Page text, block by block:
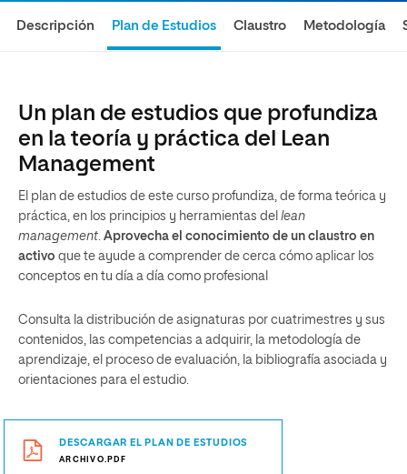
Descripción Plan de Estudios Claustro Metodología
Un plan de estudios que profundiza
en la teoría y práctica del Lean
Management
El plan de estudios de este curso profundiza, de forma teórica y
práctica, en los principios y herramientas del lean
management. Aprovecha el conocimiento de un claustro en
activo que te ayude a comprender de cerca cómo aplicar los
conceptos en tu día a día como profesional
Consulta la distribución de asignaturas por cuatrimestres y sus
contenidos, las competencias a adquirir, la metodología de
aprendizaje, el proceso de evaluación, la bibliografía asociada y
orientaciones para el estudio.
DESCARGAR EL PLAN DE ESTUDIOS
ARCHIVO.PDF